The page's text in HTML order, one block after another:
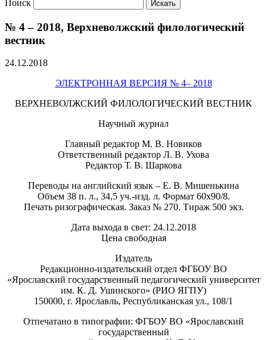
Поиск
№ 4 – 2018, Верхневолжский филологический
вестник
24.12.2018
ЭЛЕКТРОННАЯ ВЕРСИЯ № 4– 2018
ВЕРХНЕВОЛЖСКИЙ ФИЛОЛОГИЧЕСКИЙ ВЕСТНИК
Научный журнал
Главный редактор М. В. Новиков
Ответственный редактор Л. В. Ухова
Редактор Т. В. Шаркова
Переводы на английский язык – Е. В. Мишенькина
Объем 38 п. л., 34,5 уч.-изд. л. Формат 60х90/8.
Печать ризографическая. Заказ № 270. Тираж 500 экз.
Дата выхода в свет: 24.12.2018
Цена свободная
Издатель
Редакционно-издательский отдел ФГБОУ ВО
«Ярославский государственный педагогический университет
им. К. Д. Ушинского» (РИО ЯГПУ)
150000, г. Ярославль, Республиканская ул., 108/1
Отпечатано в типографии: ФГБОУ ВО «Ярославский
государственный